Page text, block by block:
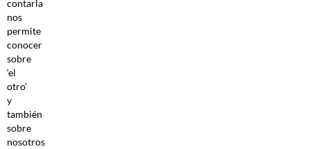
contarla
nos
permite
conocer
sobre
‘el
otro’
y
también
sobre
nosotros